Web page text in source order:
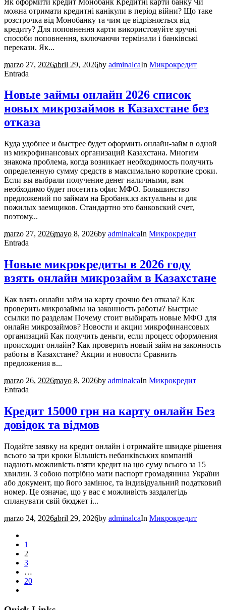
можна отримати кредитні канікули в період війни? Що таке
розстрочка від Монобанку та чим це відрізняється від
кредиту? Для поповнення карти використовуйте зручні
способи поповнення, включаючи термінали і банківські
перекази. Як...
marzo 27, 2026abril 29, 2026by adminalcaIn Микрокредит
Entrada
Новые займы онлайн 2026 список
новых микрозаймов в Казахстане без
отказа
Куда удобнее и быстрее будет оформить онлайн-займ в одной
из микрофинансовых организаций Казахстана. Многим
знакома проблема, когда возникает необходимость получить
определенную сумму средств в максимально короткие сроки.
Если вы выбрали получение денег наличными, вам
необходимо будет посетить офис МФО. Большинство
предложений по займам на Бробанк.кз актуальны и для
пожилых заемщиков. Стандартно это банковский счет,
поэтому...
marzo 27, 2026mayo 8, 2026by adminalcaIn Микрокредит
Entrada
Нoвыe микpoкpeдиты в 2026 гoду
взять oнлaйн микpoзaйм в Кaзaxcтaнe
Как взять онлайн займ на карту срочно без отказа? Как
проверить микрозаймы на законность работы? Быстрые
ссылки по разделам Почему стоит выбирать новые МФО для
онлайн микрозаймов? Новости и акции микрофинансовых
организаций Как получить деньги, если процесс оформления
происходит онлайн? Как проверить новый займ на законность
работы в Казахстане? Акции и новости Сравнить
предложения в...
marzo 26, 2026mayo 8, 2026by adminalcaIn Микрокредит
Entrada
Кредит 15000 грн на карту онлайн Без
довідок та відмов
Подайте заявку на кредит онлайн і отримайте швидке рішення
всього за три кроки Більшість небанківських компаній
надають можливість взяти кредит на цю суму всього за 15
хвилин. З собою потрібно мати паспорт громадянина України
або документ, що його замінює, та індивідуальний податковий
номер. Це означає, що у вас є можливість заздалегідь
спланувати свій бюджет і...
marzo 24, 2026abril 29, 2026by adminalcaIn Микрокредит
1
2
3
…
20